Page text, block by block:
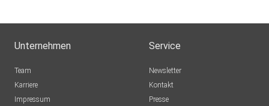
Unternehmen
Team
Karriere
Impressum
Service
Newsletter
Kontakt
Presse